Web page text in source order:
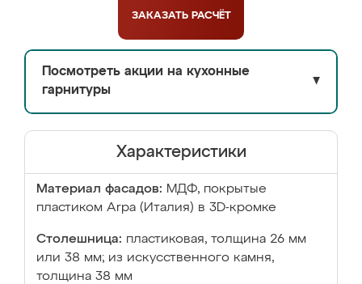
ЗАКАЗАТЬ РАСЧЁТ
Посмотреть акции на кухонные
гарнитуры
▼
Характеристики
Материал фасадов: МДФ, покрытые
пластиком Arpa (Италия) в 3D-кромке
Столешница: пластиковая, толщина 26 мм
или 38 мм; из искусственного камня,
толщина 38 мм